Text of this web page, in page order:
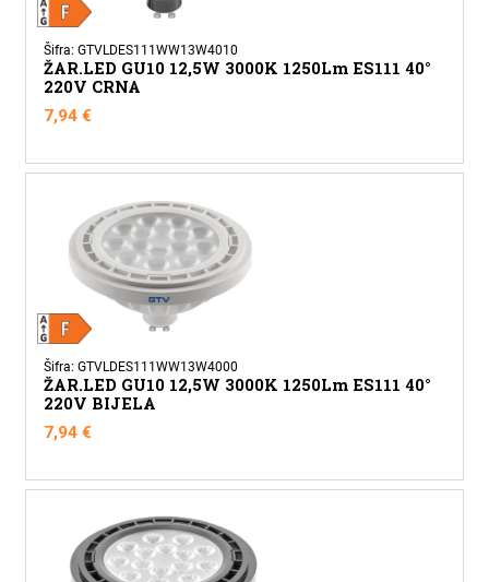
Šifra: GTVLDES111WW13W4010
ŽAR.LED GU10 12,5W 3000K 1250Lm ES111 40°
220V CRNA
7,94€
Šifra: GTVLDES111WW13W4000
ŽAR.LED GU10 12,5W 3000K 1250Lm ES111 40°
220V BIJELA
7,94€